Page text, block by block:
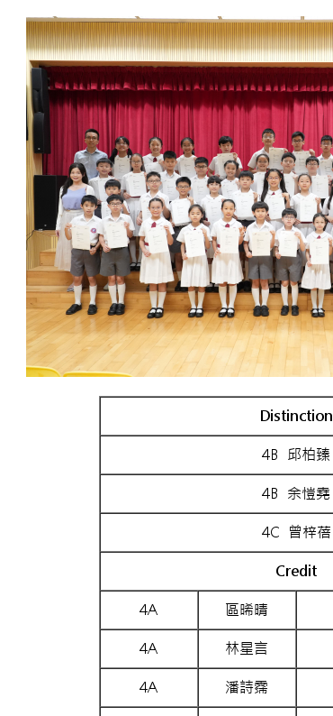
Distinction
4B 邱柏臻
4B 余愷堯
4C 曾梓蓓
Credit
4A 區晞晴
4A 林星言
4A 潘詩霈